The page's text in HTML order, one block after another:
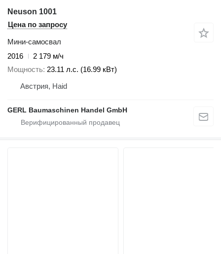
Neuson 1001
Цена по запросу
Мини-самосвал
2016
2 179 м/ч
Мощность 23.11 л.с. (16.99 кВт)
Австрия, Haid
GERL Baumaschinen Handel GmbH